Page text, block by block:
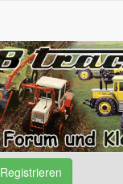
Registrieren